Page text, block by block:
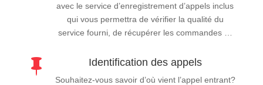
avec le service d’enregistrement d’appels inclus
qui vous permettra de vérifier la qualité du
service fourni, de récupérer les commandes …
 Identification des appels
Souhaitez-vous savoir d’où vient l’appel entrant?